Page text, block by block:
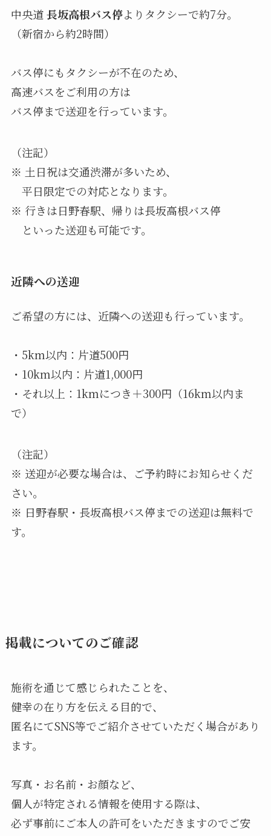
中央道長坂高根バス停よりタクシーで約7分。
（新宿から約2時間）
バス停にもタクシーが不在のため、
高速バスをご利用の方は
バス停まで送迎を行っています。
（注記）
※ 土日祝は交通渋滞が多いため、
平日限定での対応となります。
※ 行きは日野春駅、帰りは長坂高根バス停
といった送迎も可能です。
近隣への送迎
ご希望の方には、近隣への送迎も行っています。
・5km以内：片道500円
・10km以内：片道1,000円
・それ以上：1kmにつき＋300円（16km以内ま
で）
（注記）
※ 送迎が必要な場合は、ご予約時にお知らせくだ
さい。
※ 日野春駅・長坂高根バス停までの送迎は無料で
す。
掲載についてのご確認
施術を通じて感じられたことを、
健幸の在り方を伝える目的で、
匿名にてSNS等でご紹介させていただく場合があり
ます。
写真・お名前・お顔など、
個人が特定される情報を使用する際は、
必ず事前にご本人の許可をいただきますのでご安